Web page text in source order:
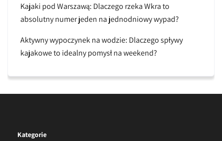
Kajaki pod Warszawą: Dlaczego rzeka Wkra to
absolutny numer jeden na jednodniowy wypad?
Aktywny wypoczynek na wodzie: Dlaczego spływy
kajakowe to idealny pomysł na weekend?
Kategorie